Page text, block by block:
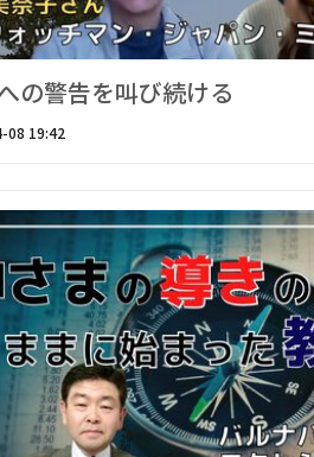
の警告を叫び続ける
08 19:42